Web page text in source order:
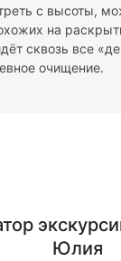
с высоты,
на
сквозь все
очищение.
Юлия